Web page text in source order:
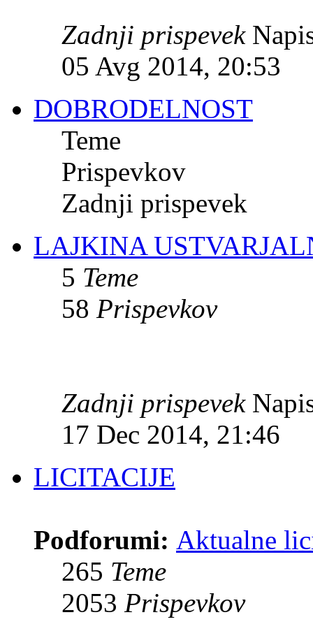
Zadnji prispevek
05 Avg 2014, 20:53
DOBRODELNOST
Teme
Prispevkov
Zadnji prispevek
LAJKINA
5 Teme
58 Prispevkov
Zadnji prispevek
17 Dec 2014, 21:46
LICITACIJE
Podforumi: Aktualne
265 Teme
2053 Prispevkov